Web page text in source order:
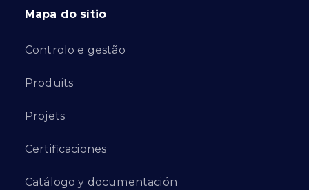
Mapa do sítio
Controlo e gestão
Produits
Projets
Certificaciones
Catálogo y documentación